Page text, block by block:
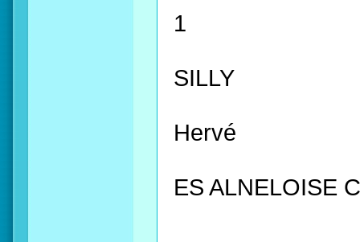
1
SILLY
Hervé
ES ALNELOISE